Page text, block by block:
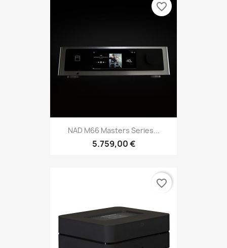
NAD M66 Masters Series...
5.759,00 €
favorite_border
favorite_border